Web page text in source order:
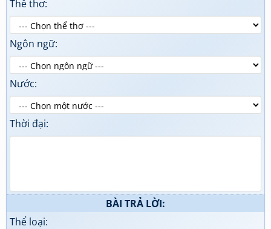
Thể thơ:
Ngôn ngữ:
Nước:
Thời đại:
BÀI TRẢ LỜI:
Thể loại: